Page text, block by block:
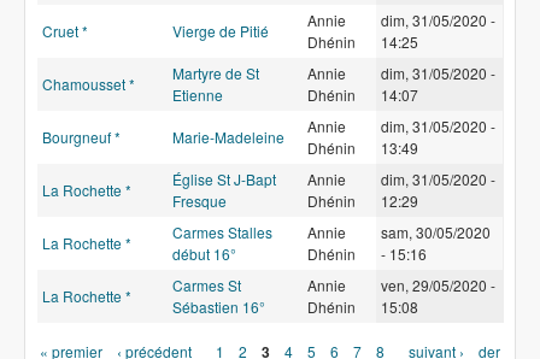
Cruet * Vierge de Pitié
Annie
Dhénin
dim, 31/05/2020 -
14:25
Chamousset *
Martyre de St
Etienne
Annie
Dhénin
dim, 31/05/2020 -
14:07
Bourgneuf * Marie-Madeleine
Annie
Dhénin
dim, 31/05/2020 -
13:49
La Rochette *
Église St J-Bapt
Fresque
Annie
Dhénin
dim, 31/05/2020 -
12:29
La Rochette *
Carmes Stalles
début 16°
Annie
Dhénin
sam, 30/05/2020
- 15:16
La Rochette *
Carmes St
Sébastien 16°
Annie
Dhénin
ven, 29/05/2020 -
15:08
« premier ‹ précédent 1 2 3 4 5 6 7 8 suivant ›
der